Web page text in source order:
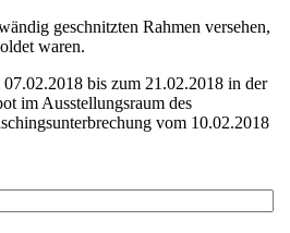
geschnitzten Rahmen versehen,
waren.
bis zum 21.02.2018 in der
im Ausstellungsraum des
vom 10.02.2018